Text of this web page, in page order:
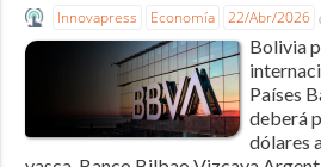
Innovapress Economía 22/Abr/2026
Bolivia
Países
deberá
dólares